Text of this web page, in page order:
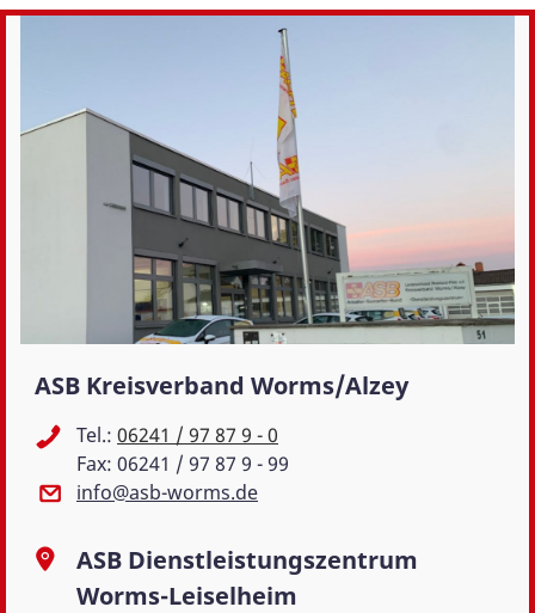
ASB Kreisverband Worms/Alzey
Tel.: 06241 / 97 87 9 - 0
Fax: 06241 / 97 87 9 - 99
info@asb-worms.de
ASB Dienstleistungszentrum
Worms-Leiselheim